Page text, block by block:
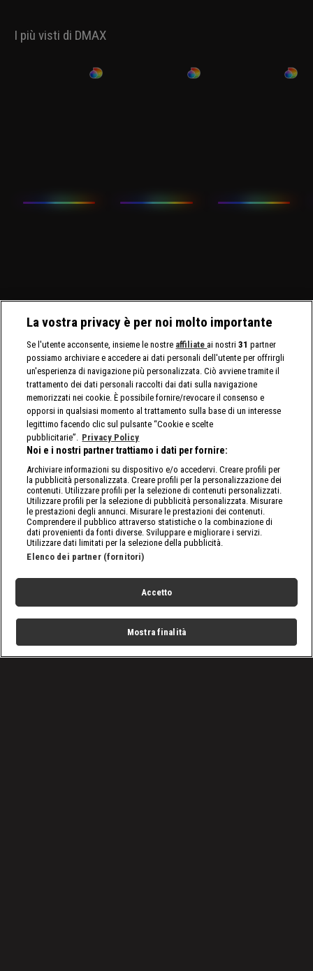
I più visti di DMAX
La vostra privacy è per noi molto importante
Se l'utente acconsente, insieme le nostre affiliate ai nostri31 partner
possiamo archiviare e accedere ai dati personali dell'utente per offrirgli
un'esperienza di navigazione più personalizzata. Ciò avviene tramite il
trattamento dei dati personali raccolti dai dati sulla navigazione
memorizzati nei cookie. È possibile fornire/revocare il consenso e
opporsi in qualsiasi momento al trattamento sulla base di un interesse
legittimo facendo clic sul pulsante “Cookie e scelte
pubblicitarie”. Privacy Policy
Noi e i nostri partner trattiamo i dati per fornire:
Archiviare informazioni su dispositivo e/o accedervi. Creare profili per
la pubblicità personalizzata. Creare profili per la personalizzazione dei
contenuti. Utilizzare profili per la selezione di contenuti personalizzati.
Utilizzare profili per la selezione di pubblicità personalizzata. Misurare
le prestazioni degli annunci. Misurare le prestazioni dei contenuti.
Comprendere il pubblico attraverso statistiche o la combinazione di
dati provenienti da fonti diverse. Sviluppare e migliorare i servizi.
Utilizzare dati limitati per la selezione della pubblicità.
Elenco dei partner (fornitori)
Accetto
Mostra finalità